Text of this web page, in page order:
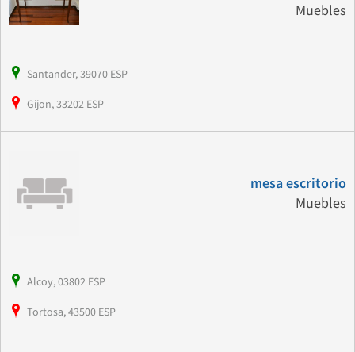
Muebles
Santander, 39070 ESP
Gijon, 33202 ESP
mesa escritorio
Muebles
Alcoy, 03802 ESP
Tortosa, 43500 ESP